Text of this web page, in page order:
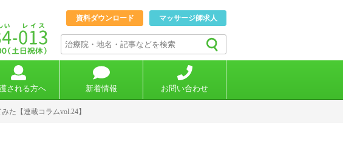
資料ダウンロード マッサージ師求人
される方へ 新着情報 お問い合わせ
た【連載コラムvol.24】